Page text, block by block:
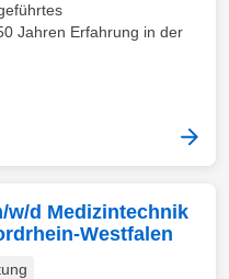
Jahren Erfahrung in der
w/d Medizintechnik
Westfalen